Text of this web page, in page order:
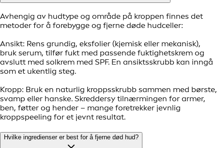
Avhengig av hudtype og område på kroppen finnes det
metoder for å forebygge og fjerne døde hudceller:
Ansikt: Rens grundig, eksfolier (kjemisk eller mekanisk),
bruk serum, tilfør fukt med passende fuktighetskrem og
avslutt med solkrem med SPF. En ansiktsskrubb kan inngå
som et ukentlig steg.
Kropp: Bruk en naturlig kroppsskrubb sammen med børste,
svamp eller hanske. Skreddersy tilnærmingen for armer,
ben, føtter og hender – mange foretrekker jevnlig
kroppspeeling for et jevnt resultat.
Hvilke ingredienser er best for å fjerne død hud?